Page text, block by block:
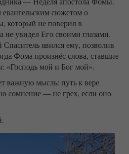
сюжетом о
который не поверил в
не увидел Его своими глазами.
явился ему, позволив
Фома произнёс слова, ставшие
«Господь мой и Бог мой».
важную мысль: путь к вере
сомнение — не грех, если оно